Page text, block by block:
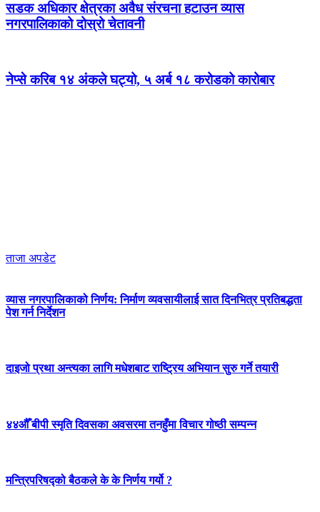
सडक अधिकार क्षेत्रका अवैध संरचना हटाउन व्यास
नगरपालिकाको दोस्रो चेतावनी
नेप्से करिब १४ अंकले घट्यो, ५ अर्ब १८ करोडको कारोबार
ताजा अपडेट
व्यास नगरपालिकाको निर्णय: निर्माण व्यवसायीलाई सात दिनभित्र प्रतिबद्धता
पेश गर्न निर्देशन
दाइजो प्रथा अन्त्यका लागि मधेशबाट राष्ट्रिय अभियान सुरु गर्ने तयारी
४४औँ बीपी स्मृति दिवसका अवसरमा तनहुँमा विचार गोष्ठी सम्पन्न
मन्त्रिपरिषद्को बैठकले के के निर्णय गर्यो ?